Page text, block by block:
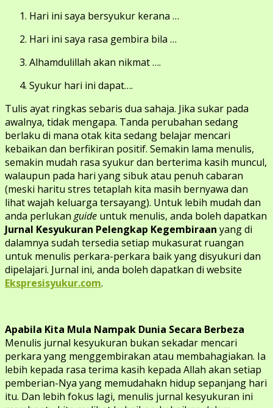
Hari ini saya bersyukur kerana …
Hari ini saya rasa gembira bila …
Alhamdulillah akan nikmat ….
Syukur hari ini dapat….
Tulis ayat ringkas sebaris dua sahaja. Jika sukar pada
awalnya, tidak mengapa. Tanda perubahan sedang
berlaku di mana otak kita sedang belajar mencari
kebaikan dan berfikiran positif. Semakin lama menulis,
semakin mudah rasa syukur dan berterima kasih muncul,
walaupun pada hari yang sibuk atau penuh cabaran
(meski haritu stres tetaplah kita masih bernyawa dan
lihat wajah keluarga tersayang). Untuk lebih mudah dan
anda perlukan guide untuk menulis, anda boleh dapatkan
Jurnal Kesyukuran Pelengkap Kegembiraan yang di
dalamnya sudah tersedia setiap mukasurat ruangan
untuk menulis perkara-perkara baik yang disyukuri dan
dipelajari. Jurnal ini, anda boleh dapatkan di website
Ekspresisyukur.com.
Apabila Kita Mula Nampak Dunia Secara Berbeza
Menulis jurnal kesyukuran bukan sekadar mencari
perkara yang menggembirakan atau membahagiakan. Ia
lebih kepada rasa terima kasih kepada Allah akan setiap
pemberian-Nya yang memudahakn hidup sepanjang hari
itu. Dan lebih fokus lagi, menulis jurnal kesyukuran ini